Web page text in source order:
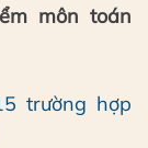
môn toán
trường hợp